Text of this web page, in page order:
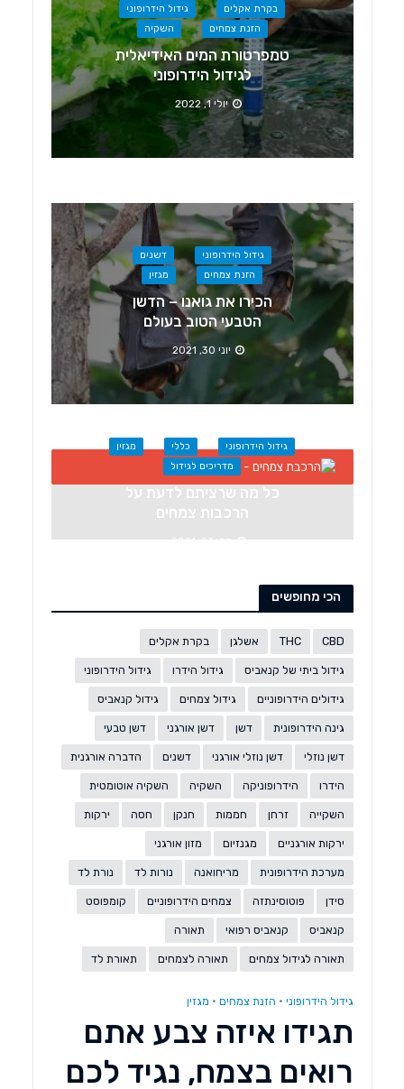
בקרת אקלים
גידול הידרופוני
הזנת צמחים
השקיה
טמפרטורת המים האידיאלית
לגידול הידרופוני
יולי 1, 2022
גידול הידרופוני
דשנים
הזנת צמחים
מגזין
הכירו את גואנו – הדשן
הטבעי הטוב בעולם
יוני 30, 2021
גידול הידרופוני כללי
מגזין
מדריכים לגידול
כל מה שרציתם לדעת על
הרכבות צמחים
מרץ 23, 2021
הכי מחופשים
CBD
THC אשלגן בקרת אקלים
גידול ביתי של קנאביס גידול הידרו גידול הידרופוני
גידולים הידרופוניים גידול צמחים גידול קנאביס
גינה הידרופונית דשן דשן אורגני דשן טבעי
דשן נוזלי דשן נוזלי אורגני דשנים הדברה אורגנית
הידרו הידרופוניקה השקיה השקיה אוטומטית
השקייה זרחן חממות חנקן חסה ירקות
ירקות אורגניים מגנזיום מזון אורגני
מערכת הידרופונית מריחואנה נורות לד נורת לד
סידן פוטוסינתזה צמחים הידרופוניים קומפוסט
קנאביס קנאביס רפואי תאורה
תאורה לגידול צמחים תאורה לצמחים תאורת לד
גידול הידרופוני • הזנת צמחים • מגזין
תגידו איזה צבע אתם
רואים בצמח, נגיד לכם